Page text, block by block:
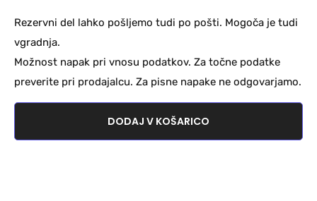
Rezervni del lahko pošljemo tudi po pošti. Mogoča je tudi
vgradnja.
Možnost napak pri vnosu podatkov. Za točne podatke
preverite pri prodajalcu. Za pisne napake ne odgovarjamo.
DODAJ V KOŠARICO